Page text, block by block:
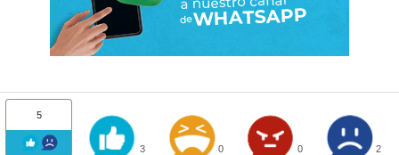
5
3 0 0 2